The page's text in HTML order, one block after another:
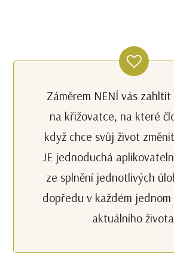
Záměrem NENÍ vás
na křižovatce, na které
když chce svůj život
JE jednoduchá
ze splnění jednotlivých
dopředu v každém
aktuálního